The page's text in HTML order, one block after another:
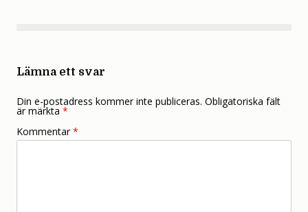
Lämna ett svar
Din e-postadress kommer inte publiceras. Obligatoriska fält
är märkta *
Kommentar*